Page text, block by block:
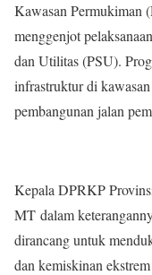
Kawasan Permukiman
menggenjot
dan Utilitas (PSU).
infrastruktur di
pembangunan jalan
Kepala DPRKP
MT dalam
dirancang untuk
dan kemiskinan